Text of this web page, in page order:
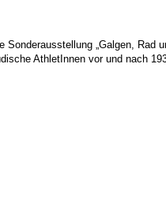
„Galgen,
AthletInnen vor und nach